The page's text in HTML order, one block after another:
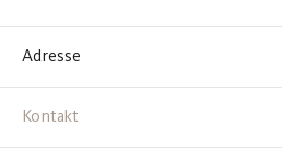
Adresse
Kontakt